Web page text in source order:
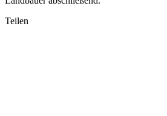
Teilen